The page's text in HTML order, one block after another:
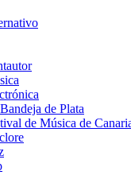
de Plata
de Música de